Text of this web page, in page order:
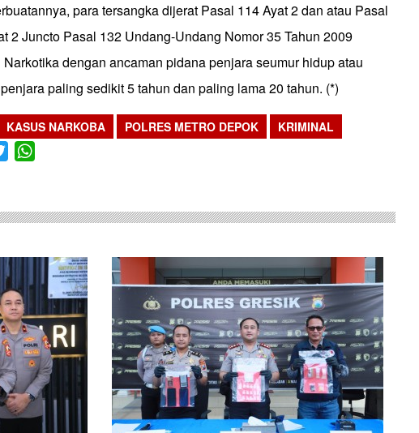
para tersangka dijerat Pasal 114 Ayat 2 dan atau Pasal
2 Juncto Pasal 132 Undang-Undang Nomor 35 Tahun 2009
Narkotika dengan ancaman pidana penjara seumur hidup atau
paling sedikit 5 tahun dan paling lama 20 tahun. (*)
KASUS NARKOBA POLRES METRO DEPOK KRIMINAL
Twitter